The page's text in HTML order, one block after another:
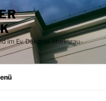
im Ev. Dekanat Rheingau-